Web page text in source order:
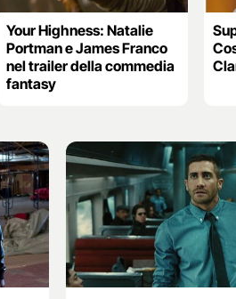
Your Highness: Natalie
Portman e James Franco
nel trailer della commedia
fantasy